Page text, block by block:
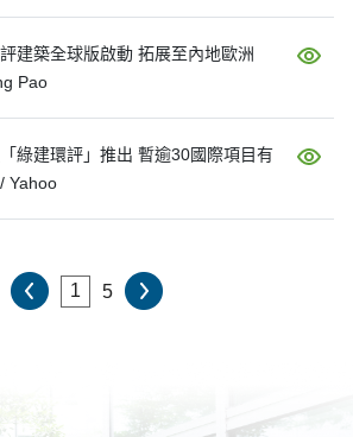
建築全球版啟動 拓展至內地歐洲
Pao
綠建環評」推出 暫逾30國際項目有
Yahoo
5